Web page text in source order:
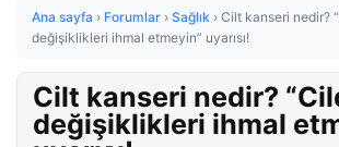
Ana sayfa › Forumlar › Sağlık › Cilt kanseri nedir?
değişiklikleri ihmal etmeyin” uyarısı!
Cilt kanseri nedir?
değişiklikleri ihmal